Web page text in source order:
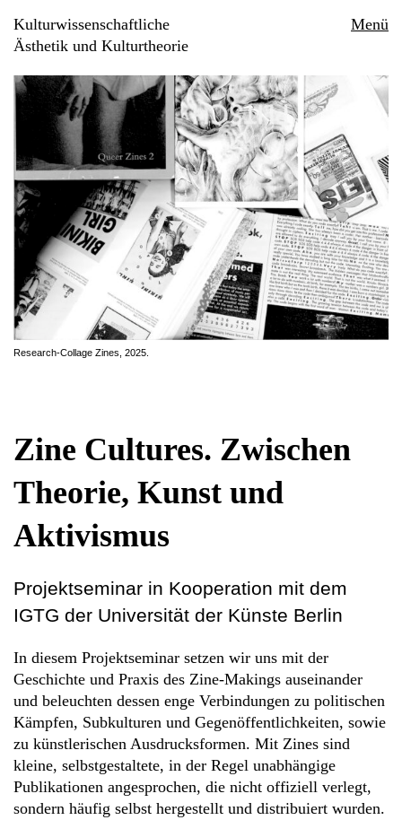
Kulturwissenschaftliche
Ästhetik und Kulturtheorie
Menü
Research-Collage Zines, 2025.
Zine Cultures. Zwischen
Theorie, Kunst und
Aktivismus
Projektseminar in Kooperation mit dem
IGTG der Universität der Künste Berlin
In diesem Projektseminar setzen wir uns mit der
Geschichte und Praxis des Zine-Makings auseinander
und beleuchten dessen enge Verbindungen zu politischen
Kämpfen, Subkulturen und Gegenöffentlichkeiten, sowie
zu künstlerischen Ausdrucksformen. Mit Zines sind
kleine, selbstgestaltete, in der Regel unabhängige
Publikationen angesprochen, die nicht offiziell verlegt,
sondern häufig selbst hergestellt und distribuiert wurden.